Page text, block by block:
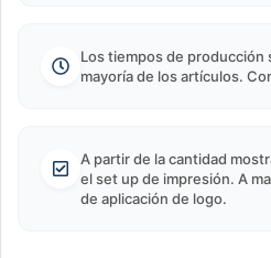
Los tiempos de producción
mayoría de los artículos.
A partir de la cantidad
el set up de impresión. A
de aplicación de logo.